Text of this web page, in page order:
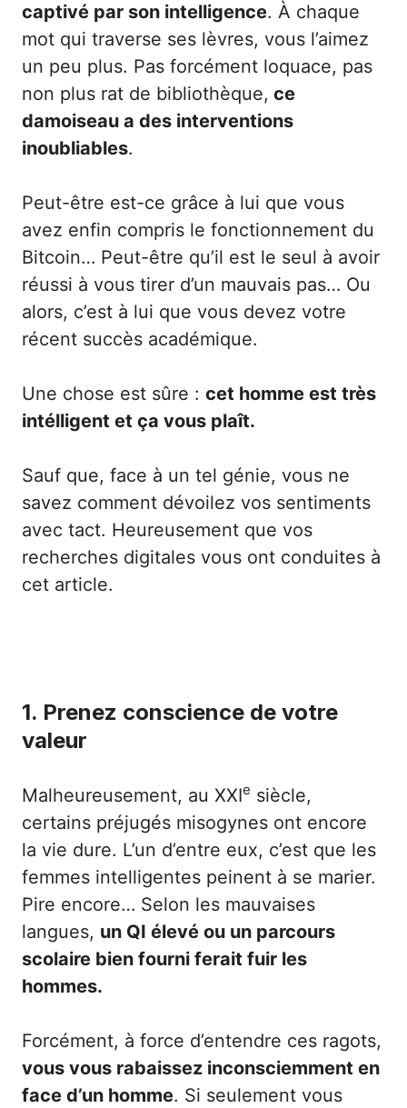
captivé par son intelligence. À chaque
mot qui traverse ses lèvres, vous l’aimez
un peu plus. Pas forcément loquace, pas
non plus rat de bibliothèque, ce
damoiseau a des interventions
inoubliables.
Peut-être est-ce grâce à lui que vous
avez enfin compris le fonctionnement du
Bitcoin… Peut-être qu’il est le seul à avoir
réussi à vous tirer d’un mauvais pas… Ou
alors, c’est à lui que vous devez votre
récent succès académique.
Une chose est sûre : cet homme est très
intélligent et ça vous plaît.
Sauf que, face à un tel génie, vous ne
savez comment dévoilez vos sentiments
avec tact. Heureusement que vos
recherches digitales vous ont conduites à
cet article.
1. Prenez conscience de votre
valeur
Malheureusement, au XXIe siècle,
certains préjugés misogynes ont encore
la vie dure. L’un d’entre eux, c’est que les
femmes intelligentes peinent à se marier.
Pire encore… Selon les mauvaises
langues, un QI élevé ou un parcours
scolaire bien fourni ferait fuir les
hommes.
Forcément, à force d’entendre ces ragots,
vous vous rabaissez inconsciemment en
face d’un homme. Si seulement vous